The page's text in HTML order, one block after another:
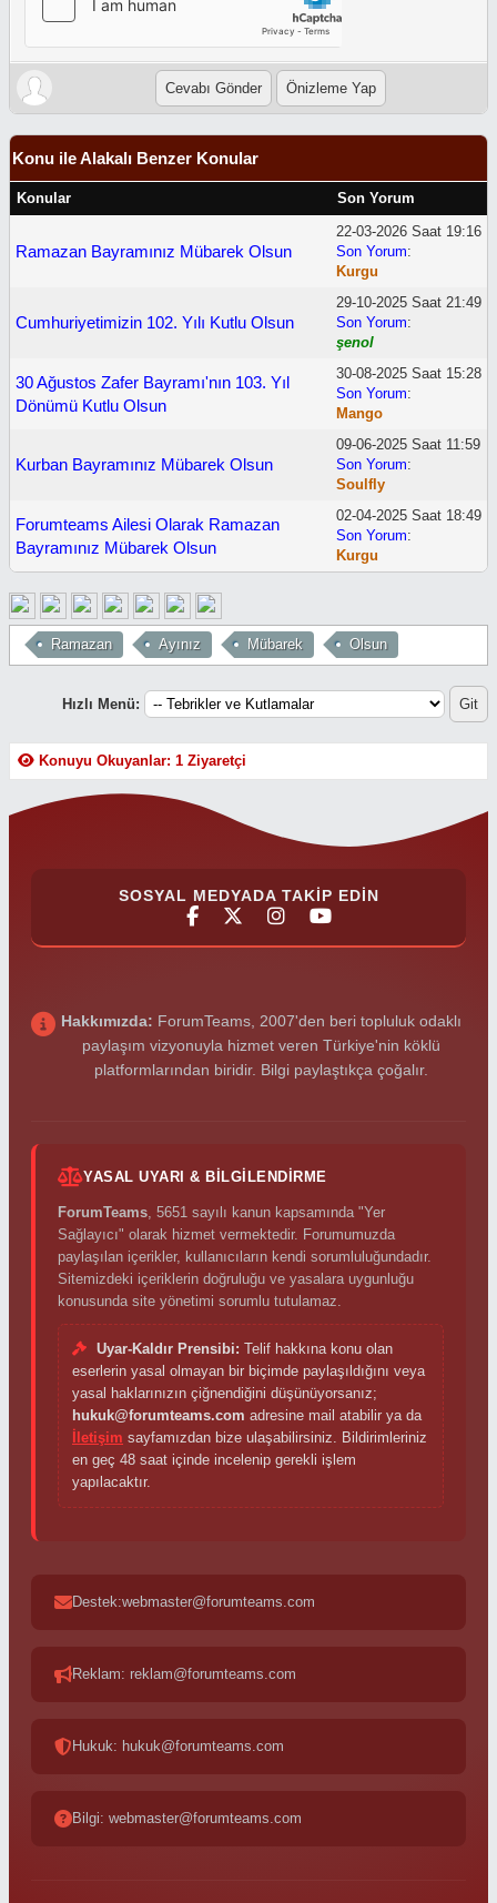
Konu ile Alakalı Benzer Konular
Konular Son Yorum
Ramazan Bayramınız Mübarek Olsun
22-03-2026 Saat 19:16
Son Yorum:
Kurgu
Cumhuriyetimizin 102. Yılı Kutlu Olsun
29-10-2025 Saat 21:49
Son Yorum:
şenol
30 Ağustos Zafer Bayramı'nın 103. Yıl
Dönümü Kutlu Olsun
30-08-2025 Saat 15:28
Son Yorum:
Mango
Kurban Bayramınız Mübarek Olsun
09-06-2025 Saat 11:59
Son Yorum:
Soulfly
Forumteams Ailesi Olarak Ramazan
Bayramınız Mübarek Olsun
02-04-2025 Saat 18:49
Son Yorum:
Kurgu
Ramazan Ayınız Mübarek Olsun
Hızlı Menü:
Konuyu Okuyanlar: 1 Ziyaretçi
SOSYAL MEDYADA TAKIP EDIN
Hakkımızda: ForumTeams, 2007'den beri topluluk odaklı
paylaşım vizyonuyla hizmet veren Türkiye'nin köklü
platformlarından biridir. Bilgi paylaştıkça çoğalır.
YASAL UYARI & BILGILENDIRME
ForumTeams, 5651 sayılı kanun kapsamında "Yer
Sağlayıcı" olarak hizmet vermektedir. Forumumuzda
paylaşılan içerikler, kullanıcıların kendi sorumluluğundadır.
Sitemizdeki içeriklerin doğruluğu ve yasalara uygunluğu
konusunda site yönetimi sorumlu tutulamaz.
Uyar-Kaldır Prensibi: Telif hakkına konu olan
eserlerin yasal olmayan bir biçimde paylaşıldığını veya
yasal haklarınızın çiğnendiğini düşünüyorsanız;
hukuk@forumteams.com adresine mail atabilir ya da
İletişim sayfamızdan bize ulaşabilirsiniz. Bildirimleriniz
en geç 48 saat içinde incelenip gerekli işlem
yapılacaktır.
Destek:webmaster@forumteams.com
Reklam: reklam@forumteams.com
Hukuk: hukuk@forumteams.com
Bilgi: webmaster@forumteams.com